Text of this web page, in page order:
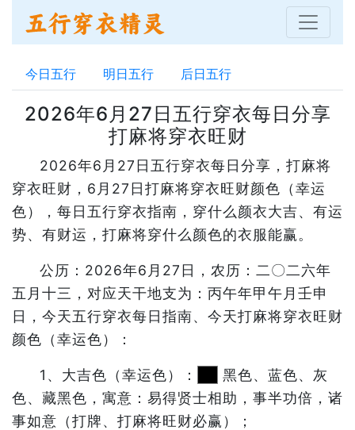
今日五行 明日五行 后日五行
2026年6月27日五行穿衣每日分享
打麻将穿衣旺财
2026年6月27日五行穿衣每日分享，打麻将
穿衣旺财，6月27日打麻将穿衣旺财颜色（幸运
色），每日五行穿衣指南，穿什么颜衣大吉、有运
势、有财运，打麻将穿什么颜色的衣服能赢。
公历：2026年6月27日，农历：二〇二六年
五月十三，对应天干地支为：丙午年甲午月壬申
日，今天五行穿衣每日指南、今天打麻将穿衣旺财
颜色（幸运色）：
1、大吉色（幸运色）：
黑色、蓝色、灰
色、藏黑色，寓意：易得贤士相助，事半功倍，诸
事如意（打牌、打麻将旺财必赢）；